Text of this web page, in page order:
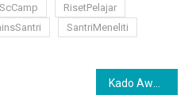
RisetPelajar
SantriMeneliti